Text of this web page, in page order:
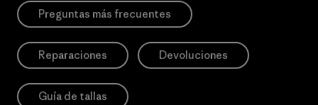
Preguntas más frecuentes
Reparaciones Devoluciones
Guía de tallas